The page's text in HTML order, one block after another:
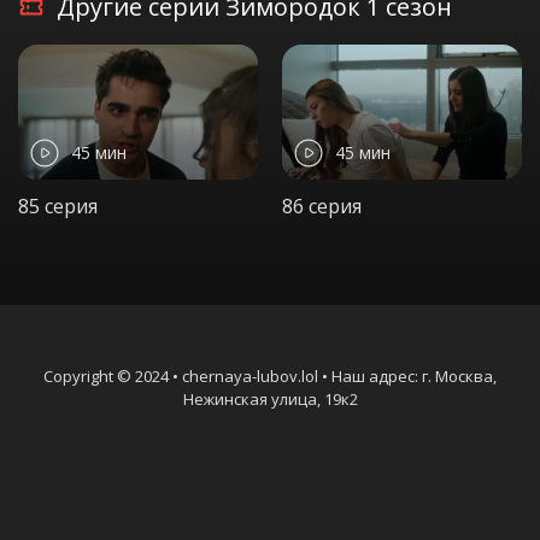
Другие серии Зимородок 1 сезон
45 мин
85 серия
45 мин
86 серия
Copyright © 2024 • chernaya-lubov.lol • Наш адрес: г. Москва,
Нежинская улица, 19к2